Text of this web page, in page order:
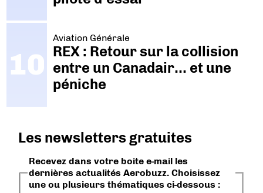
Aviation Générale
REX : Retour sur la collision
entre un Canadair… et une
péniche
Les newsletters gratuites
Recevez dans votre boite e-mail les
dernières actualités Aerobuzz. Choisissez
une ou plusieurs thématiques ci-dessous :